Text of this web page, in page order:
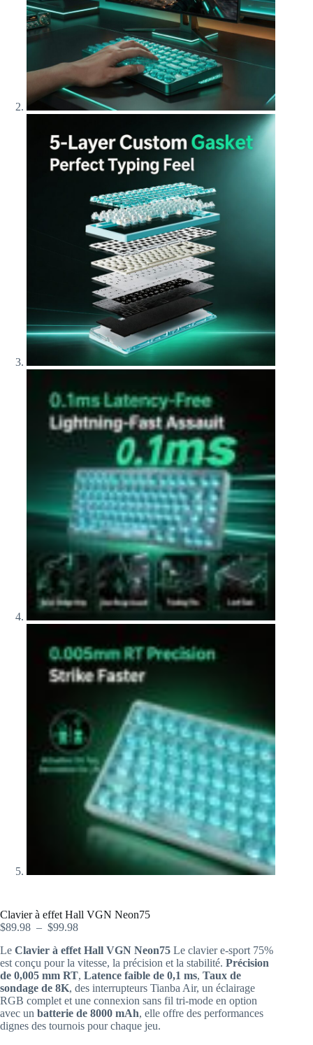
Clavier à effet Hall VGN Neon75
$89.98 – $99.98
Le Clavier à effet Hall VGN Neon75 Le clavier e-sport 75%
est conçu pour la vitesse, la précision et la stabilité. Précision
de 0,005 mm RT, Latence faible de 0,1 ms, Taux de
sondage de 8K, des interrupteurs Tianba Air, un éclairage
RGB complet et une connexion sans fil tri-mode en option
avec un batterie de 8000 mAh, elle offre des performances
dignes des tournois pour chaque jeu.